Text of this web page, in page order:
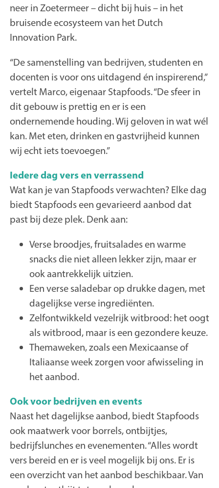
neer in Zoetermeer – dicht bij huis – in het
bruisende ecosysteem van het Dutch
Innovation Park.
“De samenstelling van bedrijven, studenten en
docenten is voor ons uitdagend én inspirerend,”
vertelt Marco, eigenaar Stapfoods. “De sfeer in
dit gebouw is prettig en er is een
ondernemende houding. Wij geloven in wat wél
kan. Met eten, drinken en gastvrijheid kunnen
wij echt iets toevoegen.”
Iedere dag vers en verrassend
Wat kan je van Stapfoods verwachten? Elke dag
biedt Stapfoods een gevarieerd aanbod dat
past bij deze plek. Denk aan:
Verse broodjes, fruitsalades en warme
snacks die niet alleen lekker zijn, maar er
ook aantrekkelijk uitzien.
Een verse saladebar op drukke dagen, met
dagelijkse verse ingrediënten.
Zelfontwikkeld vezelrijk witbrood: het oogt
als witbrood, maar is een gezondere keuze.
Themaweken, zoals een Mexicaanse of
Italiaanse week zorgen voor afwisseling in
het aanbod.
Ook voor bedrijven en events
Naast het dagelijkse aanbod, biedt Stapfoods
ook maatwerk voor borrels, ontbijtjes,
bedrijfslunches en evenementen. “Alles wordt
vers bereid en er is veel mogelijk bij ons. Er is
een overzicht van het aanbod beschikbaar. Van